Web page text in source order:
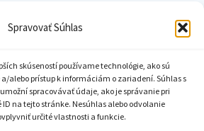
Spravovať Súhlas
skúseností používame technológie, ako sú
alebo prístup k informáciám o zariadení. Súhlas s
spracovávať údaje, ako je správanie pri
na tejto stránke. Nesúhlas alebo odvolanie
určité vlastnosti a funkcie.
ochrany súkromia